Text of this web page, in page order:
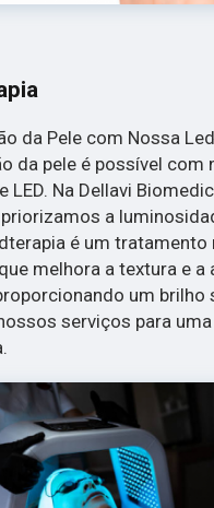
da Pele com Nossa
da pele é possível com
LED. Na Dellavi
a
é um tratamento
melhora a textura e a
um brilho
serviços para